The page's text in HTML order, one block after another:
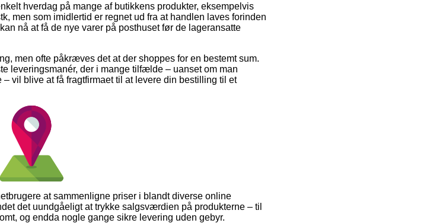
hverdag på mange af butikkens produkter, eksempelvis
men som imidlertid er regnet ud fra at handlen laves forinden
nå at få de nye varer på posthuset før de lageransatte
men ofte påkræves det at der shoppes for en bestemt sum.
leveringsmanér, der i mange tilfælde – uanset om man
vil blive at få fragtfirmaet til at levere din bestilling til et
at sammenligne priser i blandt diverse online
det uundgåeligt at trykke salgsværdien på produkterne – til
og endda nogle gange sikre levering uden gebyr.